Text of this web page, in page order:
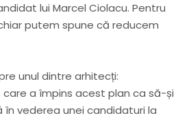
lui Marcel Ciolacu. Pentru
putem spune că reducem
unul dintre arhitecți:
a împins acest plan ca să-și
în vederea unei candidaturi la